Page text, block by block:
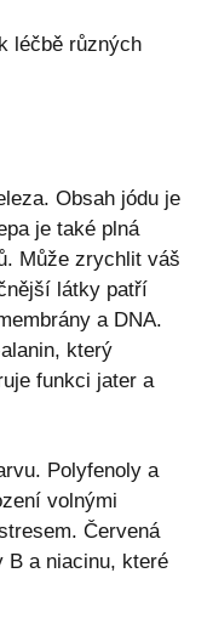
léčbě různých
Obsah jódu je
je také plná
Může zrychlit váš
látky patří
a DNA.
který
funkci jater a
Polyfenoly a
volnými
Červená
B a niacinu, které